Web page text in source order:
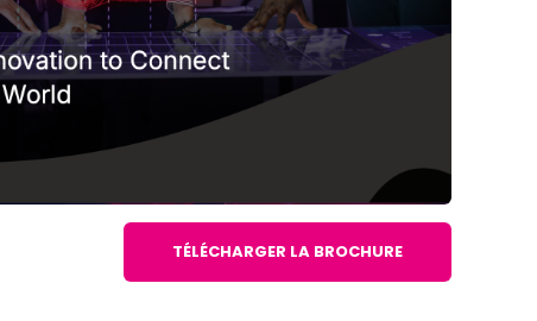
TÉLÉCHARGER LA BROCHURE